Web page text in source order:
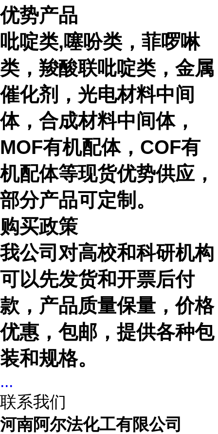
优势产品
吡啶类,噻吩类，菲啰啉
类，羧酸联吡啶类，金属
催化剂，光电材料中间
体，合成材料中间体，
MOF有机配体，COF有
机配体等现货优势供应，
部分产品可定制。
购买政策
我公司对高校和科研机构
可以先发货和开票后付
款，产品质量保量，价格
优惠，包邮，提供各种包
装和规格。
...
联系我们
河南阿尔法化工有限公司